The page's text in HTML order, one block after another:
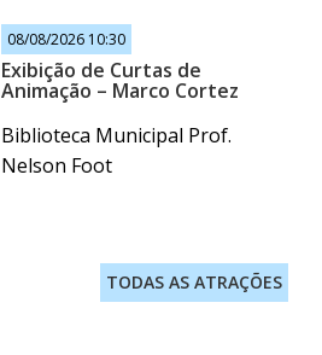
08/08/2026 10:30
Exibição de Curtas de
Animação – Marco Cortez
Biblioteca Municipal Prof.
Nelson Foot
TODAS AS ATRAÇÕES